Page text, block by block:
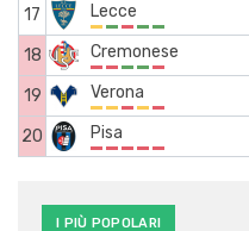
17 Lecce
18
Cremonese
19
Verona
20
Pisa
I PIÙ POPOLARI